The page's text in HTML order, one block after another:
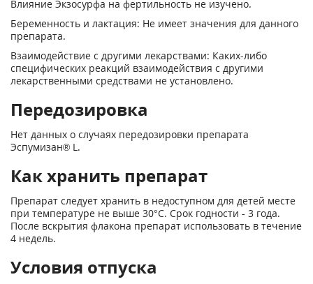
Влияние Экзосурфа на фертильность не изучено.
Беременность и лактация: Не имеет значения для данного
препарата.
Взаимодействие с другими лекарствами: Каких-либо
специфических реакций взаимодействия с другими
лекарственными средствами не установлено.
Передозировка
Нет данных о случаях передозировки препарата
Эспумизан® L.
Как хранить препарат
Препарат следует хранить в недоступном для детей месте
при температуре не выше 30°С. Срок годности - 3 года.
После вскрытия флакона препарат использовать в течение
4 недель.
Условия отпуска